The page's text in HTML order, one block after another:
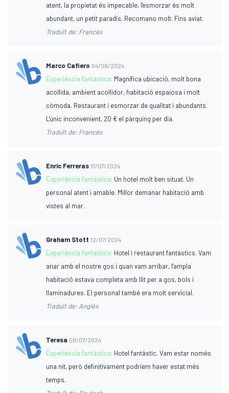
atent, la propietat és impecable, l'esmorzar és molt
abundant, un petit paradís. Recomano molt. Fins aviat.
Traduït de: Francès
Marco Cafiero 04/08/2024
Experiència fantàstica: Magnífica ubicació, molt bona
acollida, ambient acollidor, habitació espaiosa i molt
còmoda. Restaurant i esmorzar de qualitat i abundants.
L'únic inconvenient, 20 € el pàrquing per dia.
Traduït de: Francès
Enric Ferreras 17/07/2024
Experiència fantàstica: Un hotel molt ben situat. Un
personal atent i amable. Millor demanar habitació amb
vistes al mar.
Graham Stott 12/07/2024
Experiència fantàstica: Hotel i restaurant fantàstics. Vam
anar amb el nostre gos i quan vam arribar, l'ampla
habitació estava completa amb llit per a gos, bols i
llaminadures. El personal també era molt servicial.
Traduït de: Anglès
Teresa 08/07/2024
Experiència fantàstica: Hotel fantàstic. Vam estar només
una nit, però definitivament podríem haver estat més
temps.